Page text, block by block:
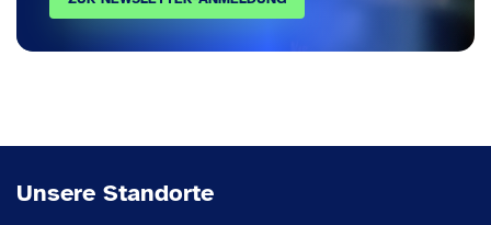
Unsere Standorte